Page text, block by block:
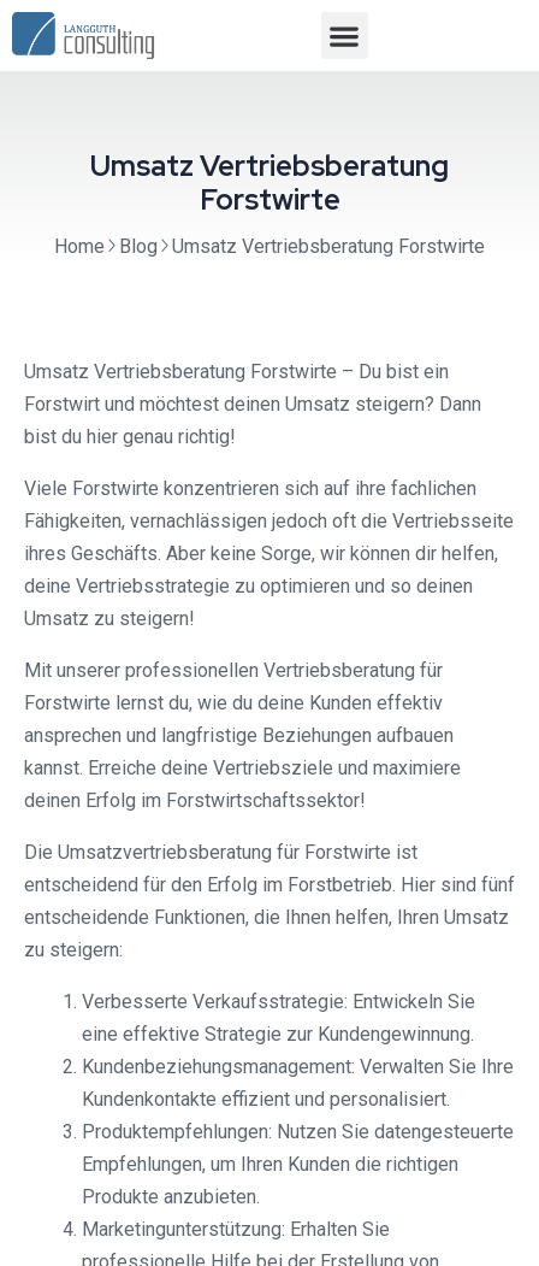
Umsatz Vertriebsberatung
Forstwirte
Home Blog Umsatz Vertriebsberatung Forstwirte
Umsatz Vertriebsberatung Forstwirte – Du bist ein
Forstwirt und möchtest deinen Umsatz steigern? Dann
bist du hier genau richtig!
Viele Forstwirte konzentrieren sich auf ihre fachlichen
Fähigkeiten, vernachlässigen jedoch oft die Vertriebsseite
ihres Geschäfts. Aber keine Sorge, wir können dir helfen,
deine Vertriebsstrategie zu optimieren und so deinen
Umsatz zu steigern!
Mit unserer professionellen Vertriebsberatung für
Forstwirte lernst du, wie du deine Kunden effektiv
ansprechen und langfristige Beziehungen aufbauen
kannst. Erreiche deine Vertriebsziele und maximiere
deinen Erfolg im Forstwirtschaftssektor!
Die Umsatzvertriebsberatung für Forstwirte ist
entscheidend für den Erfolg im Forstbetrieb. Hier sind fünf
entscheidende Funktionen, die Ihnen helfen, Ihren Umsatz
zu steigern:
Verbesserte Verkaufsstrategie: Entwickeln Sie
eine effektive Strategie zur Kundengewinnung.
Kundenbeziehungsmanagement: Verwalten Sie Ihre
Kundenkontakte effizient und personalisiert.
Produktempfehlungen: Nutzen Sie datengesteuerte
Empfehlungen, um Ihren Kunden die richtigen
Produkte anzubieten.
Marketingunterstützung: Erhalten Sie